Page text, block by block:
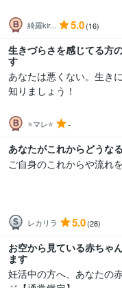
綺羅kir... 5.0(16)
生きづらさを感じてる方
す
あなたは悪くない。生き
知りましょう！
⭐マレ⭐ -
あなたがこれからどうな
ご自身のこれからや流れ
レカリラ 5.0(28)
お空から見ている赤ちゃ
ます
妊活中の方へ、あなたの